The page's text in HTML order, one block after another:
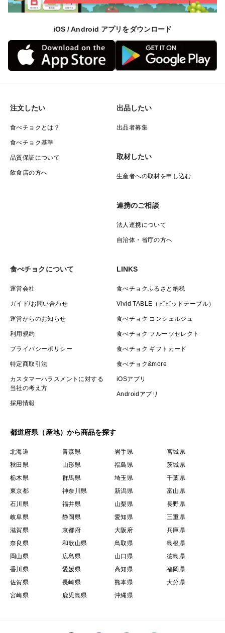
iOS / Android アプリをダウンロード
注文したい
食べチョクとは？
食べチョク基準
品質保証について
飲食店の方へ
出品したい
出品者募集
取材したい
生産者への取材を申し込む
連携のご相談
法人連携について
自治体・省庁の方へ
食べチョクについて
運営会社
ガイド/お問い合わせ
運営からのお知らせ
利用規約
プライバシーポリシー
特定商取引法
カスタマーハラスメントに対する
当社の考え方
採用情報
LINKS
食べチョクふるさと納税
Vivid TABLE（ビビッドテーブル）
食べチョク コンシェルジュ
食べチョク フルーツセレクト
食べチョク ギフトカード
食べチョク&more
iOSアプリ
Androidアプリ
都道府県（産地）から商品を探す
北海道 青森県 岩手県
宮城県
秋田県
山形県 福島県
茨城県
栃木県
群馬県 埼玉県
千葉県
東京都
神奈川県 新潟県
富山県
石川県
福井県 山梨県
長野県
岐阜県
静岡県 愛知県
三重県
滋賀県
京都府 大阪府
兵庫県
奈良県
和歌山県 鳥取県
島根県
岡山県
広島県 山口県
徳島県
香川県
愛媛県 高知県
福岡県
佐賀県
長崎県 熊本県
大分県
宮崎県
鹿児島県 沖縄県